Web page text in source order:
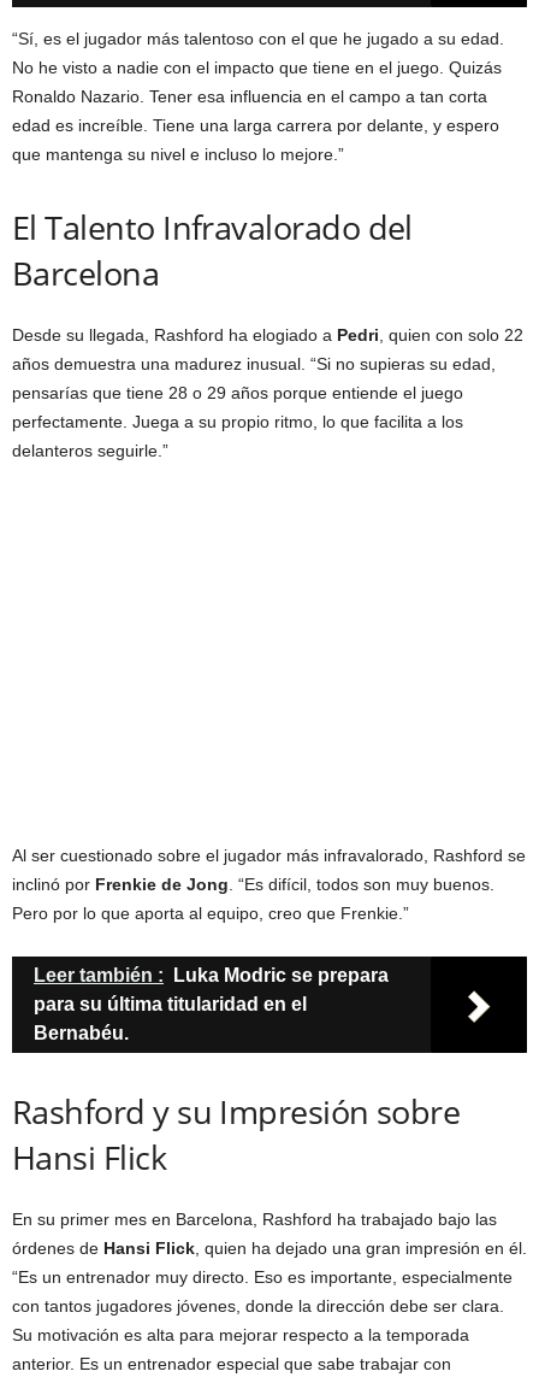
“Sí, es el jugador más talentoso con el que he jugado a su edad.
No he visto a nadie con el impacto que tiene en el juego. Quizás
Ronaldo Nazario. Tener esa influencia en el campo a tan corta
edad es increíble. Tiene una larga carrera por delante, y espero
que mantenga su nivel e incluso lo mejore.”
El Talento Infravalorado del
Barcelona
Desde su llegada, Rashford ha elogiado a Pedri , quien con solo 22
años demuestra una madurez inusual. “Si no supieras su edad,
pensarías que tiene 28 o 29 años porque entiende el juego
perfectamente. Juega a su propio ritmo, lo que facilita a los
delanteros seguirle.”
Al ser cuestionado sobre el jugador más infravalorado, Rashford se
inclinó por Frenkie de Jong . “Es difícil, todos son muy buenos.
Pero por lo que aporta al equipo, creo que Frenkie.”
Leer también :
Luka Modric se prepara
para su última titularidad en el
Bernabéu.
Rashford y su Impresión sobre
Hansi Flick
En su primer mes en Barcelona, Rashford ha trabajado bajo las
órdenes de Hansi Flick , quien ha dejado una gran impresión en él.
“Es un entrenador muy directo. Eso es importante, especialmente
con tantos jugadores jóvenes, donde la dirección debe ser clara.
Su motivación es alta para mejorar respecto a la temporada
anterior. Es un entrenador especial que sabe trabajar con